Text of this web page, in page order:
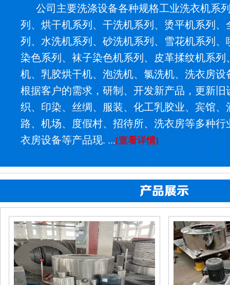
公司主要洗涤设备各种规格工业洗衣机系
列、烘干机系列、干洗机系列、烫平机系列、
列、水洗机系列、砂洗机系列、雪花机系列、
染色系列、袜子染色机系列、皮革揉纹机系列
机、乳胶烘干机、泡洗机、氯洗机、洗衣房设
根据客户的需求，研制、开发新产品，更新旧
织、印染、丝绸、服装、化工乳胶业、宾馆、
路、机场、度假村、招待所、洗衣房等多种行
衣房设备等产品现. ...[查看详情]